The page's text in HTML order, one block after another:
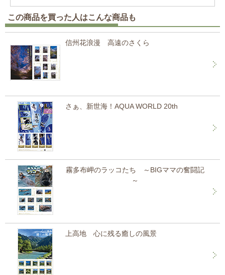
この商品を買った人はこんな商品も
信州花浪漫 高遠のさくら
さぁ、新世海！AQUA WORLD 20th
霧多布岬のラッコたち ～BIGママの奮闘記
～
上高地 心に残る癒しの風景